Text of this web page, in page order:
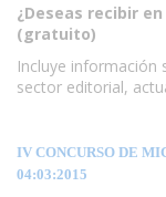
¿Deseas recibir
(gratuito)
Incluye información
sector editorial,
IV CONCURSO DE
04:03:2015